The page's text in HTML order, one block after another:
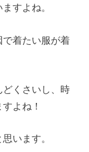
すよね。
着たい服が着
くさいし、時
よね！
います。